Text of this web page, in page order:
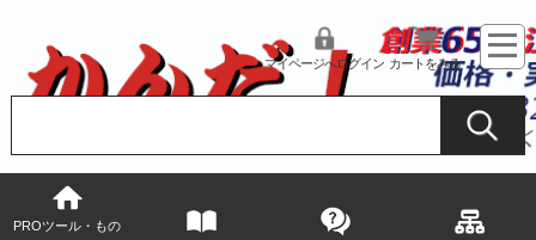
マイページへログイン カートをみる
PROツール・もの